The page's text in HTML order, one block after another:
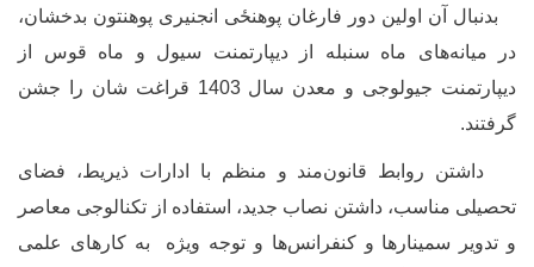
آن‌ اولین دور فارغانپوهنځیانجنیری پوهنتون بدخشان‌،
میانه‌های ماه سنبله از دیپارتمنت سیول و ماه قوس از
دیپارتمنت جیولوجی و معدن سال 1403 قراغت شان را جشن
روابط قانون‌مند و منظم با ادارات ذیریط، فضای
مناسب، داشتن نصاب جدید، استفاده از تکنالوجی معاصر
تدویر سمینارها و کنفرانس‌ها و توجه ویژه به کارهای علمی